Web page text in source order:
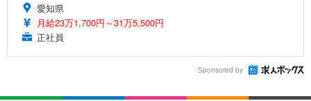
愛知県
月給23万1,700円～31万5,500円
正社員
Sponsored by